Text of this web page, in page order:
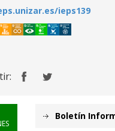
ieps139
Boletín